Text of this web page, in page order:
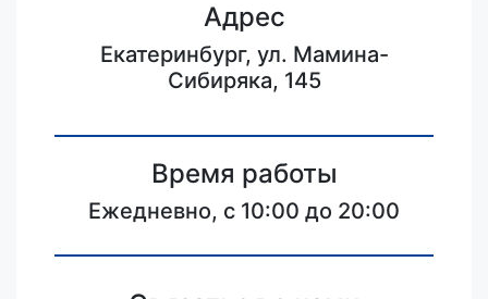
Адрес
Екатеринбург, ул. Мамина-
Сибиряка, 145
Время работы
Ежедневно, с 10:00 до 20:00